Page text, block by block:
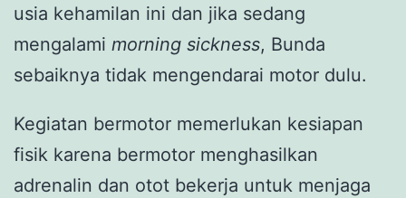
usia kehamilan ini dan jika sedang
mengalami morning sickness, Bunda
sebaiknya tidak mengendarai motor dulu.
Kegiatan bermotor memerlukan kesiapan
fisik karena bermotor menghasilkan
adrenalin dan otot bekerja untuk menjaga